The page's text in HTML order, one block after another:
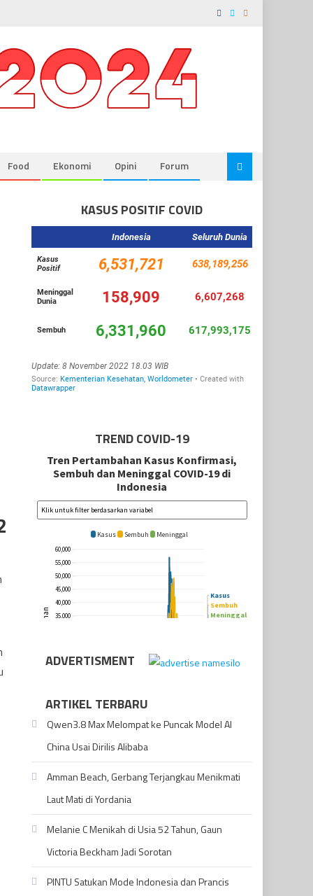
Food Ekonomi Opini Forum
KASUS POSITIF COVID
TREND COVID-19
ADVERTISMENT
ARTIKEL TERBARU
Qwen3.8 Max Melompat ke Puncak Model AI
China Usai Dirilis Alibaba
Amman Beach, Gerbang Terjangkau Menikmati
Laut Mati di Yordania
Melanie C Menikah di Usia 52 Tahun, Gaun
Victoria Beckham Jadi Sorotan
PINTU Satukan Mode Indonesia dan Prancis